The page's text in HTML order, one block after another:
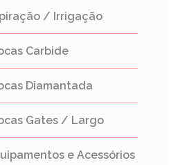
/ Irrigação
Carbide
Diamantada
Gates / Largo
e Acessórios